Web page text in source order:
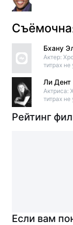
Бхану
Актер:
титрах не
Ли Дент
Актриса:
титрах не
Рейтинг
Если вам